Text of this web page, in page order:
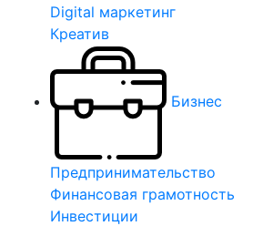
Digital маркетинг
Креатив
Бизнес
Предпринимательство
Финансовая грамотность
Инвестиции